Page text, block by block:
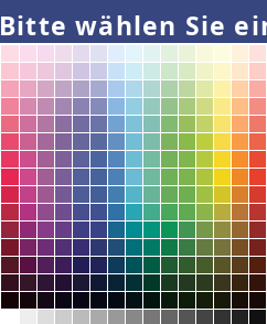
Bitte wählen Sie